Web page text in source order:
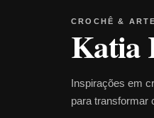
CROCHÊ &
Katia
Inspirações em
para transformar